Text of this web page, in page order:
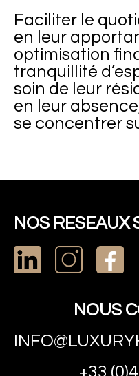
Faciliter le
en leur
optimisation
tranquillité
soin de leur
en leur
se concentrer
NOS RESEAUX
NOUS
+33